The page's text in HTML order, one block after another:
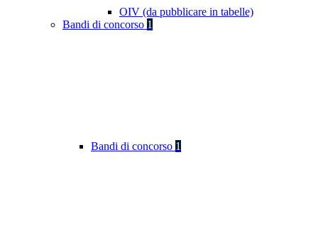
OIV (da pubblicare in tabelle)
Bandi di concorso 1
Bandi di concorso 1